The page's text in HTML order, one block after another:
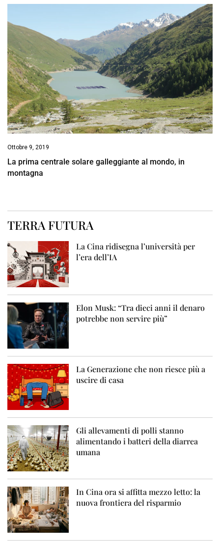
Ottobre 9, 2019
La prima centrale solare galleggiante al mondo, in
montagna
TERRA FUTURA
La Cina ridisegna l’università per
l’era dell’IA
Elon Musk: “Tra dieci anni il denaro
potrebbe non servire più”
La Generazione che non riesce più a
uscire di casa
Gli allevamenti di polli stanno
alimentando i batteri della diarrea
umana
In Cina ora si affitta mezzo letto: la
nuova frontiera del risparmio